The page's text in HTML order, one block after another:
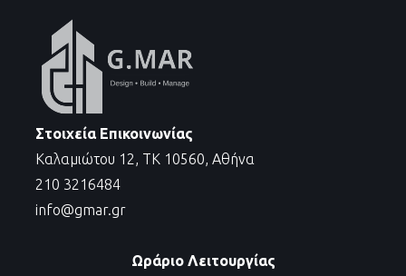
Στοιχεία Επικοινωνίας
Καλαμιώτου 12, ΤΚ 10560, Αθήνα
210 3216484
info@gmar.gr
Ωράριο Λειτουργίας